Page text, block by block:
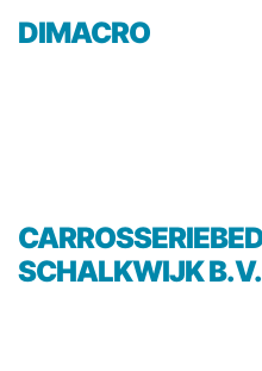
DIMACRO
CARROSSERIEBEDRIJF SCHEVERS
SCHALKWIJK B.V.